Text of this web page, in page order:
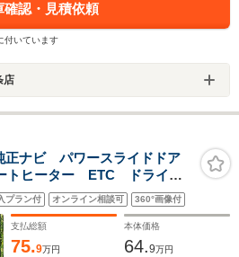
確認・見積依頼
付いています
店
ナビ パワースライドドア
トヒーター ETC ドライブ
セグ Bluetooth オートエア
滑り防止装置
プラン付 オンライン相談可 360°画像付
支払総額
75.9万円
本体価格
64.9万円